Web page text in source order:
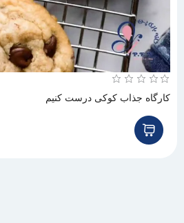
کارگاه جذاب کوکی درست کنیم